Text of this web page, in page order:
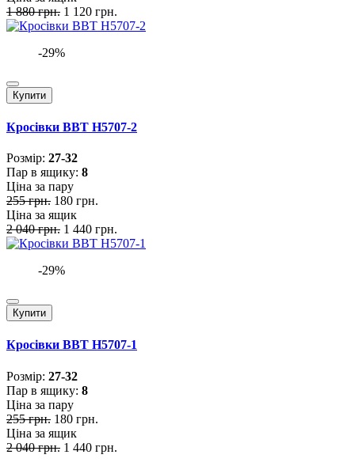
1 880 грн. 1 120 грн.
-29%
Купити
Кросівки BBT H5707-2
Розмiр: 27-32
Пар в ящику: 8
Ціна за пару
255 грн. 180 грн.
Ціна за ящик
2 040 грн. 1 440 грн.
-29%
Купити
Кросівки BBT H5707-1
Розмiр: 27-32
Пар в ящику: 8
Ціна за пару
255 грн. 180 грн.
Ціна за ящик
2 040 грн. 1 440 грн.